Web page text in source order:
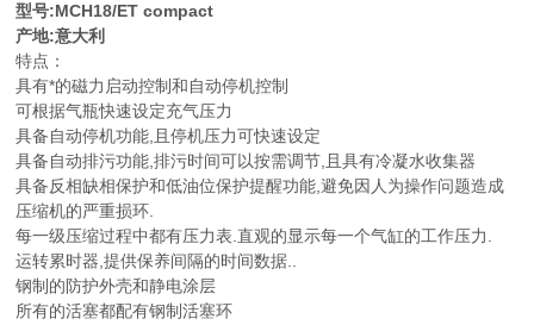
型号:MCH18/ET compact
产地:意大利
特点：
具有*的磁力启动控制和自动停机控制
可根据气瓶快速设定充气压力
具备自动停机功能,且停机压力可快速设定
具备自动排污功能,排污时间可以按需调节,且具有冷凝水收集器
具备反相缺相保护和低油位保护提醒功能,避免因人为操作问题造成
压缩机的严重损环.
每一级压缩过程中都有压力表.直观的显示每一个气缸的工作压力.
运转累时器,提供保养间隔的时间数据..
钢制的防护外壳和静电涂层
所有的活塞都配有钢制活塞环